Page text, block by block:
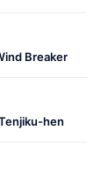
Breaker
hen